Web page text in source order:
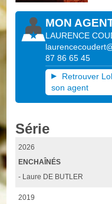
MON
LAURENCE
87 86 65 45
Retrouver
son agent
Série
2026
ENCHAÎNÉS
- Laure DE BUTLER
2019